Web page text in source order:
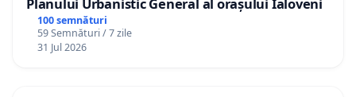
100 semnături
59 Semnături / 7 zile
31 Jul 2026